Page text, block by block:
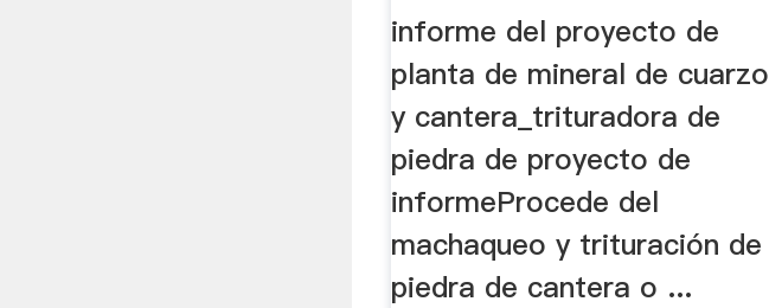
Cuarzo Y Cantera
informe del proyecto de
planta de mineral de cuarzo
y cantera_trituradora de
piedra de proyecto de
informeProcede del
machaqueo y trituración de
piedra de cantera o ...